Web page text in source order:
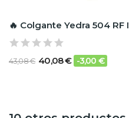
🔥 Colgante Yedra 504
43,08 € 40,08 € -3,00 €